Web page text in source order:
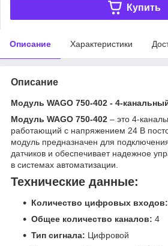
Купить
Описание Характеристики
Описание
Модуль WAGO 750-402 - 4-
Модуль WAGO 750-402 – это 4-
работающий с напряжением 24 В
модуль предназначен для
датчиков и обеспечивает надежное
в системах автоматизации.
Технические данные:
Количество цифровых входов:
Общее количество каналов: 4
Тип сигнала: Цифровой